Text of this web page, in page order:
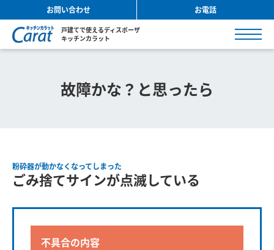
お問い合わせ お電話
戸建てで使えるディスポーザ
キッチンカラット
故障かな？と思ったら
粉砕器が動かなくなってしまった
ごみ捨てサインが点滅している
不具合の内容